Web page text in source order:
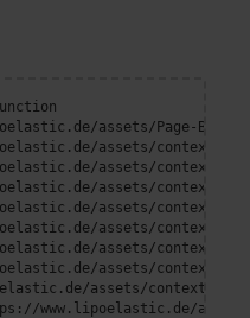
assets/Page-
assets/context-
assets/context-
assets/context-
assets/context-
assets/context-
assets/context-
assets/context-
assets/context-
www.lipoelastic.de/